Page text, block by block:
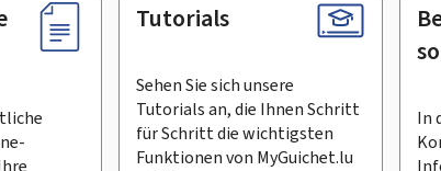
Tutorials
Sehen Sie sich unsere
Tutorials an, die Ihnen Schritt
für Schritt die wichtigsten
Funktionen von MyGuichet.lu
In